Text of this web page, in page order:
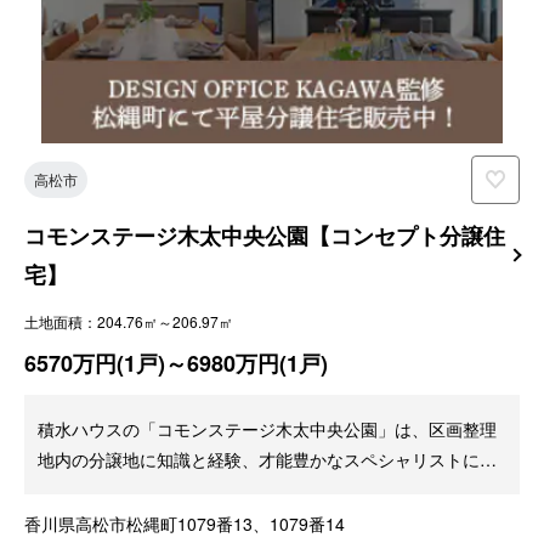
高松市
コモンステージ木太中央公園【コンセプト分譲住
宅】
土地面積：204.76㎡～206.97㎡
6570万円(1戸)～6980万円(1戸)
積水ハウスの「コモンステージ木太中央公園」は、区画整理
地内の分譲地に知識と経験、才能豊かなスペシャリストによ
宅が販売中！
香川県高松市松縄町1079番13、1079番14